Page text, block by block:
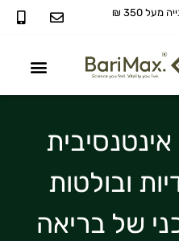
350 ₪
ובולטות
של בריאה